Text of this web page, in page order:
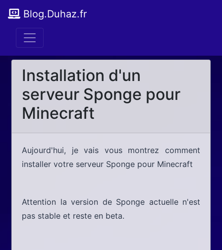
Blog.Duhaz.fr
Installation d'un
serveur Sponge pour
Minecraft
Aujourd'hui, je vais vous montrez comment
installer votre serveur Sponge pour Minecraft
Attention la version de Sponge actuelle n'est
pas stable et reste en beta.